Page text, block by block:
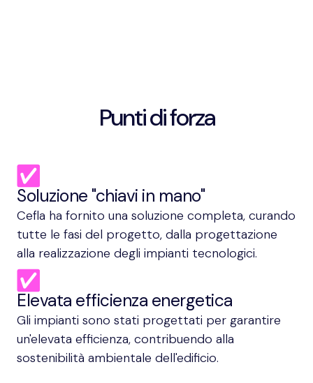
Punti di forza
Soluzione "chiavi in mano"
Cefla ha fornito una soluzione completa, curando
tutte le fasi del progetto, dalla progettazione
alla realizzazione degli impianti tecnologici.
Elevata efficienza energetica
Gli impianti sono stati progettati per garantire
un'elevata efficienza, contribuendo alla
sostenibilità ambientale dell'edificio.